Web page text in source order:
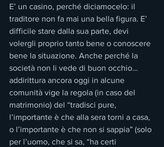
E’ un casino, perché diciamocelo: il
traditore non fa mai una bella figura. E’
difficile stare dalla sua parte, devi
volergli proprio tanto bene o conoscere
bene la situazione. Anche perché la
società non li vede di buon occhio…
addirittura ancora oggi in alcune
comunità vige la regola (in caso del
matrimonio) del “tradisci pure,
l’importante è che alla sera torni a casa,
o l’importante è che non si sappia” (solo
per l’uomo, che si sa, “ha certi